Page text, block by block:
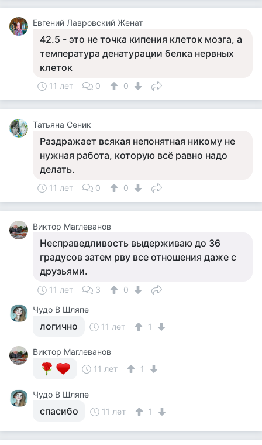
Евгений Лавровский Женат
42.5 - это не точка кипения клеток мозга, а
температура денатурации белка нервных
клеток
11 лет 0 0
Татьяна Сеник
Раздражает всякая непонятная никому не
нужная работа, которую всё равно надо
делать.
11 лет 0 0
Виктор Маглеванов
Несправедливость выдерживаю до 36
градусов затем рву все отношения даже с
друзьями.
11 лет 3
0
Чудо В Шляпе
логично 11 лет 1
Виктор Маглеванов
11 лет
1
Чудо В Шляпе
спасибо 11 лет 1